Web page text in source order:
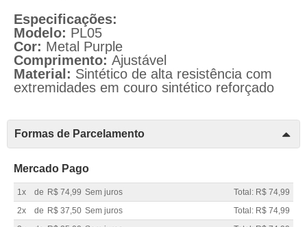
Especificações:
Modelo: PL05
Cor: Metal Purple
Comprimento: Ajustável
Material: Sintético de alta resistência com
extremidades em couro sintético reforçado
Formas de Parcelamento
Mercado Pago
1x de R$ 74,99 Sem juros
Total: R$ 74,99
2x
de R$ 37,50 Sem juros
Total: R$ 74,99